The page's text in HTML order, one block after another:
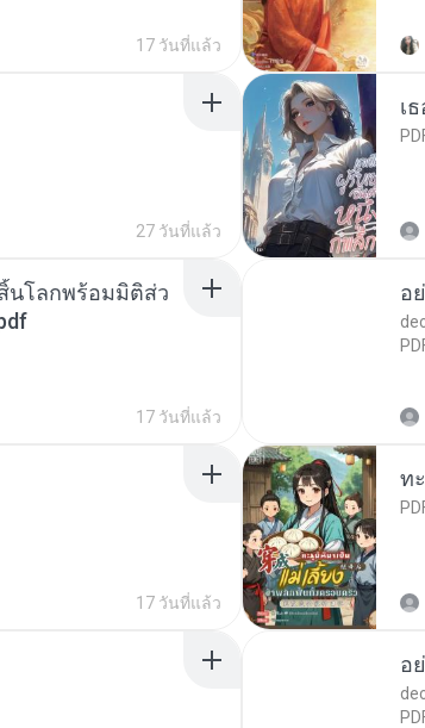
17 วันที่แล้ว
27 วันที่แล้ว
เ
นโลกพร้อมมิติส่ว
17 วันที่แล้ว
อ
17 วันที่แล้ว
ท
อ